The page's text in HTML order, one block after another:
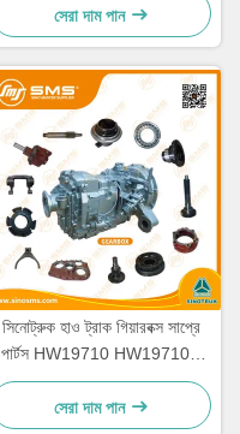
সেরা দাম পান
সিনোট্রুক হাও ট্রাক গিয়ারবক্স সাপ্রে
পার্টস HW19710 HW19710T
HW19712
সেরা দাম পান